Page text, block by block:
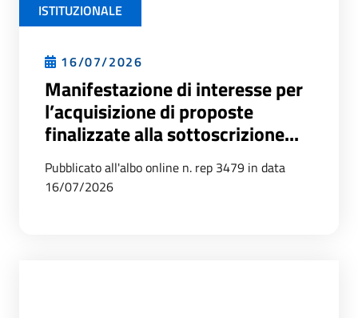
ISTITUZIONALE
16/07/2026
Manifestazione di interesse per
l’acquisizione di proposte
finalizzate alla sottoscrizione...
Pubblicato all'albo online n. rep 3479 in data
16/07/2026